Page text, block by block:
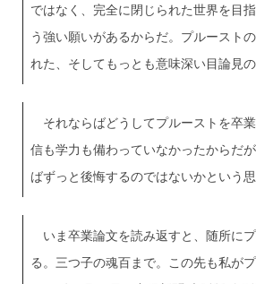
ではなく、完全に閉じられた世界を目
う強い願いがあるからだ。プルースト
れた、そしてもっとも意味深い目論見の
それならばどうしてプルーストを卒
信も学力も備わっていなかったからだ
ばずっと後悔するのではないかという思
いま卒業論文を読み返すと、随所に
る。三つ子の魂百まで。この先も私が